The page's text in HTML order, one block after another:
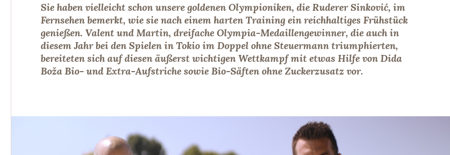
Sie haben vielleicht schon unsere goldenen Olympioniken, die Ruderer Sinković, im
Fernsehen bemerkt, wie sie nach einem harten Training ein reichhaltiges Frühstück
genießen. Valent und Martin, dreifache Olympia-Medaillengewinner, die auch in
diesem Jahr bei den Spielen in Tokio im Doppel ohne Steuermann triumphierten,
bereiteten sich auf diesen äußerst wichtigen Wettkampf mit etwas Hilfe von Dida
Boža Bio- und Extra-Aufstriche sowie Bio-Säften ohne Zuckerzusatz vor.